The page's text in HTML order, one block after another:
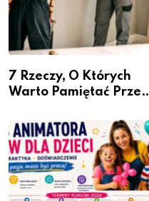
7 Rzeczy, O Których
Warto Pamiętać Przed